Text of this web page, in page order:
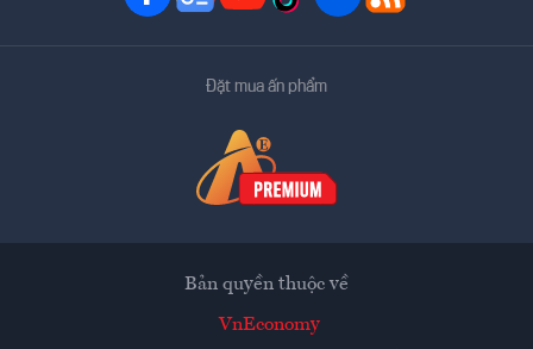
Đặt mua ấn phẩm
Bản quyền thuộc về
VnEconomy